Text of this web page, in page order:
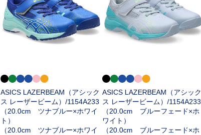
ASICS LAZERBEAM（アシック
ス レーザービーム）/1154A233
（20.0cm ツナブルー×ホワイ
ト）
（20.0cm ツナブルー×ホワイ
ASICS LAZERBEAM（アシック
ス レーザービーム）/1154A233
（20.0cm ブルーフェード×ホ
ワイト）
（20.0cm ブルーフェード×ホ